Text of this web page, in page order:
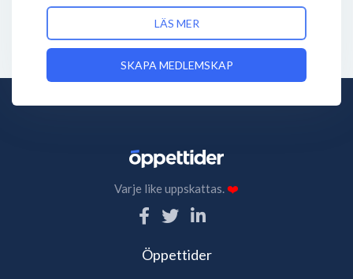
LÄS MER
SKAPA MEDLEMSKAP
Varje like uppskattas.❤️
Öppettider